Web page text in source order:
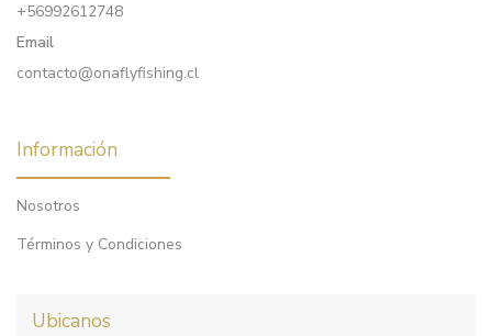
+56992612748
Email
contacto@onaflyfishing.cl
Información
Nosotros
Términos y Condiciones
Ubicanos